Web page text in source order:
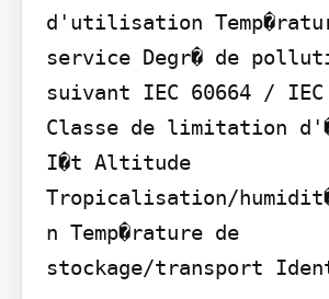
d'utilisation
service Degr� de
suivant IEC 60664 / IEC
Classe de limitation
I�t Altitude
Tropicalisation/
n Temp�rature de
stockage/transport